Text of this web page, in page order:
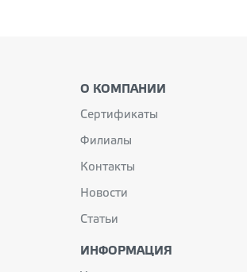
О КОМПАНИИ
Сертификаты
Филиалы
Контакты
Новости
Статьи
ИНФОРМАЦИЯ